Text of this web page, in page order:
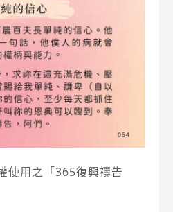
使用之「365復興禱告